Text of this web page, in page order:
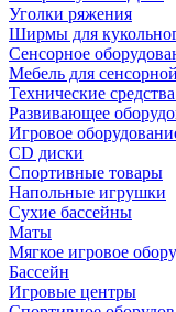
Уголки ряжения
Ширмы для
Сенсорное
Мебель для
Технические
Развивающее
Игровое
CD диски
Спортивные товары
Напольные игрушки
Сухие бассейны
Маты
Мягкое игровое
Бассейн
Игровые центры